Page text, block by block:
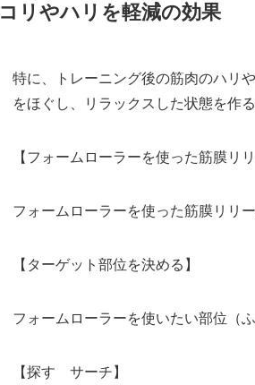
コリやハリを軽減の効果
特に、トレーニング後の筋肉のハリ
をほぐし、リラックスした状態を作
【フォームローラーを使った筋膜リ
フォームローラーを使った筋膜リリ
【ターゲット部位を決める】
フォームローラーを使いたい部位（
【探す サーチ】